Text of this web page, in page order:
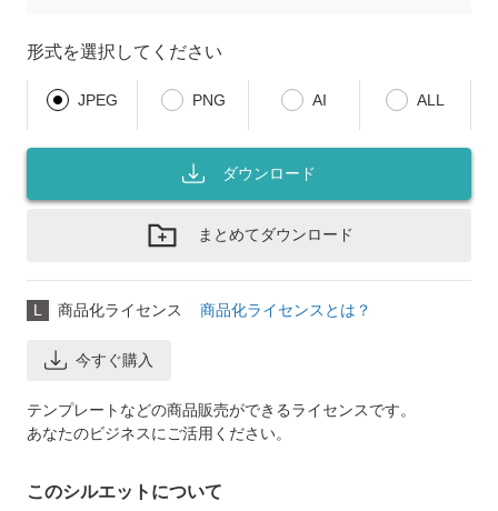
形式を選択してください
JPEG PNG AI ALL
ダウンロード
まとめてダウンロード
L 商品化ライセンス 商品化ライセンスとは？
今すぐ購入
テンプレートなどの商品販売ができるライセンスです。
あなたのビジネスにご活用ください。
このシルエットについて